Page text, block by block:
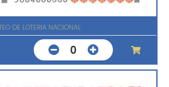
DE LOTERIA NACIONAL
0